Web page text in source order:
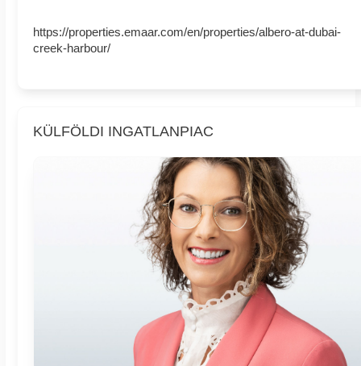
https://properties.emaar.com/en/properties/albero-at-dubai-
creek-harbour/
KÜLFÖLDI INGATLANPIAC